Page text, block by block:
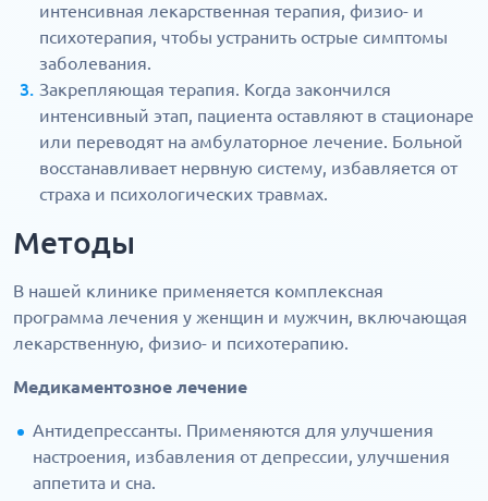
интенсивная лекарственная терапия, физио- и
психотерапия, чтобы устранить острые симптомы
заболевания.
Закрепляющая терапия. Когда закончился
интенсивный этап, пациента оставляют в стационаре
или переводят на амбулаторное лечение. Больной
восстанавливает нервную систему, избавляется от
страха и психологических травмах.
Методы
В нашей клинике применяется комплексная
программа лечения у женщин и мужчин, включающая
лекарственную, физио- и психотерапию.
Медикаментозное лечение
Антидепрессанты. Применяются для улучшения
настроения, избавления от депрессии, улучшения
аппетита и сна.